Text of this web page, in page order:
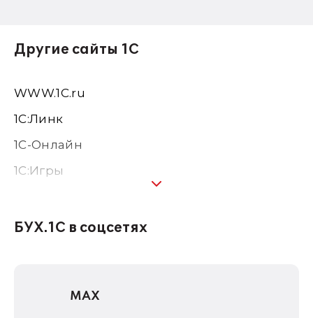
Другие сайты 1С
WWW.1С.ru
1С:Линк
1С-Онлайн
1C:Игры
1С:Консалтинг
1С:Дистрибьюция
БУХ.1С в соцсетях
MAX